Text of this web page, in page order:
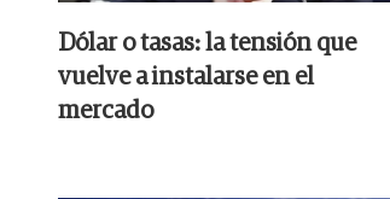
Dólar o tasas: la tensión que
vuelve a instalarse en el
mercado